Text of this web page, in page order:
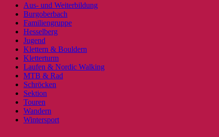
Aus- und Weiterbildung
Burgoberbach
Familiengruppe
Hesselberg
Jugend
Klettern & Bouldern
Kletterturm
Laufen & Nordic Walking
MTB & Rad
Schröcken
Sektion
Touren
Wandern
Wintersport